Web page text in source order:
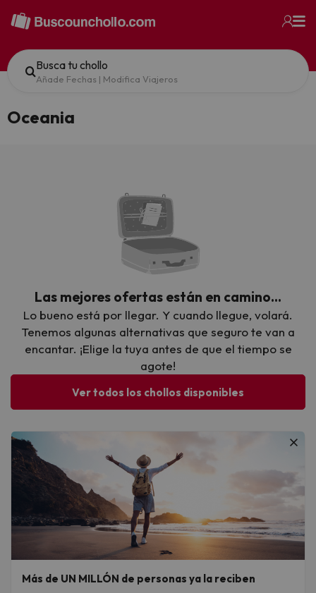
Busca tu chollo
Añade Fechas | Modifica Viajeros
Oceania
Las mejores ofertas están en camino…
Lo bueno está por llegar. Y cuando llegue, volará.
Tenemos algunas alternativas que seguro te van a
encantar. ¡Elige la tuya antes de que el tiempo se
agote!
Ver todos los chollos disponibles
Más de UN MILLÓN de personas ya la reciben